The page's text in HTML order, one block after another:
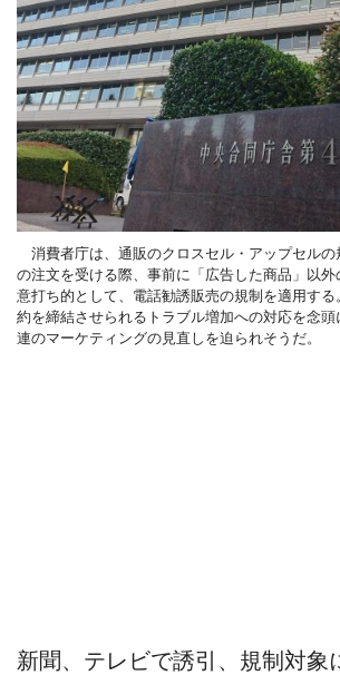
消費者庁は、通販のクロスセル・アップセルの
の注文を受ける際、事前に「広告した商品」以
意打ち的として、電話勧誘販売の規制を適用す
約を締結させられるトラブル増加への対応を念
連のマーケティングの見直しを迫られそうだ。
新聞、テレビで誘引、規制対象